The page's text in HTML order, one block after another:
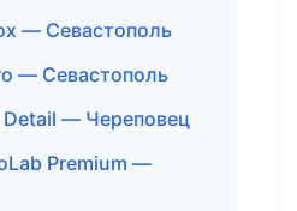
— Севастополь
— Севастополь
Detail — Череповец
Premium —